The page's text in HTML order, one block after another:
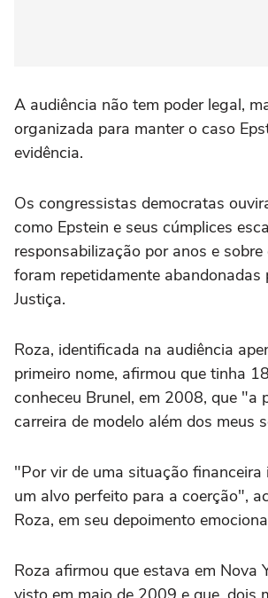
A audiência não tem poder legal,
organizada para manter o caso
evidência.
Os congressistas democratas
como Epstein e seus cúmplices
responsabilização por anos e
foram repetidamente abandonadas
Justiça.
Roza, identificada na audiência
primeiro nome, afirmou que tinha
conheceu Brunel, em 2008, que "a
carreira de modelo além dos meus
"Por vir de uma situação financeira
um alvo perfeito para a coerção",
Roza, em seu depoimento
Roza afirmou que estava em Nova